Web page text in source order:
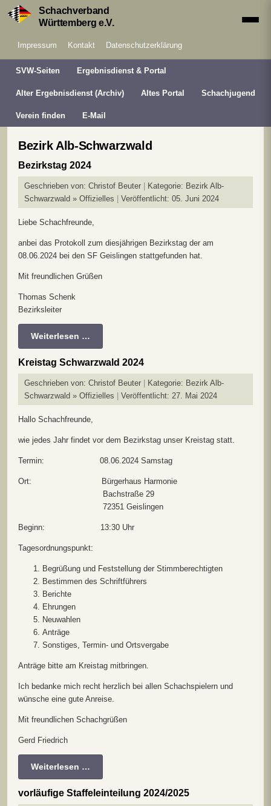
Schachverband
Württemberg e.V.
Impressum Kontakt Datenschutzerklärung
SVW-Seiten Ergebnisdienst & Portal
Alter Ergebnisdienst (Archiv) Altes Portal Schachjugend
Verein finden E-Mail
Bezirk Alb-Schwarzwald
Bezirkstag 2024
Geschrieben von: Christof Beuter Kategorie: Bezirk Alb-
Schwarzwald » Offizielles
Veröffentlicht: 05. Juni 2024
Liebe Schachfreunde,
anbei das Protokoll zum diesjährigen Bezirkstag der am
08.06.2024 bei den SF Geislingen stattgefunden hat.
Mit freundlichen Grüßen
Thomas Schenk
Bezirksleiter
Weiterlesen …
Kreistag Schwarzwald 2024
Geschrieben von: Christof Beuter Kategorie: Bezirk Alb-
Schwarzwald » Offizielles
Veröffentlicht: 27. Mai 2024
Hallo Schachfreunde,
wie jedes Jahr findet vor dem Bezirkstag unser Kreistag statt.
Termin: 08.06.2024 Samstag
Ort: Bürgerhaus Harmonie
Bachstraße 29
72351 Geislingen
Beginn: 13:30 Uhr
Tagesordnungspunkt:
Begrüßung und Feststellung der Stimmberechtigten
Bestimmen des Schriftführers
Berichte
Ehrungen
Neuwahlen
Anträge
Sonstiges, Termin- und Ortsvergabe
Anträge bitte am Kreistag mitbringen.
Ich bedanke mich recht herzlich bei allen Schachspielern und
wünsche eine gute Anreise.
Mit freundlichen Schachgrüßen
Gerd Friedrich
Weiterlesen …
vorläufige Staffeleinteilung 2024/2025